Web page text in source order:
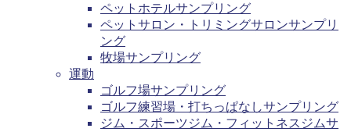
ペットホテルサンプリング
ペットサロン・トリミングサロンサンプリ
ング
牧場サンプリング
運動
ゴルフ場サンプリング
ゴルフ練習場・打ちっぱなしサンプリング
ジム・スポーツジム・フィットネスジムサ